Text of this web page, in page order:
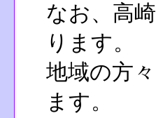
なお、高
ります。
地域の方
ます。